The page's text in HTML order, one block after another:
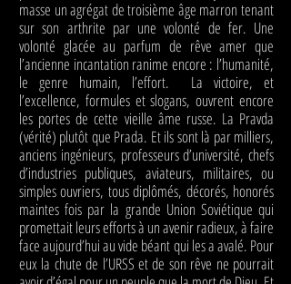
masse un agrégat de troisième âge marron tenant
sur son arthrite par une volonté de fer. Une
volonté glacée au parfum de rêve amer que
l’ancienne incantation ranime encore : l’humanité,
le genre humain, l’effort. La victoire, et
l’excellence, formules et slogans, ouvrent encore
les portes de cette vieille âme russe. La Pravda
(vérité) plutôt que Prada. Et ils sont là par milliers,
anciens ingénieurs, professeurs d’université, chefs
d’industries publiques, aviateurs, militaires, ou
simples ouvriers, tous diplômés, décorés, honorés
maintes fois par la grande Union Soviétique qui
promettait leurs efforts à un avenir radieux, à faire
face aujourd’hui au vide béant qui les a avalé. Pour
eux la chute de l’URSS et de son rêve ne pourrait